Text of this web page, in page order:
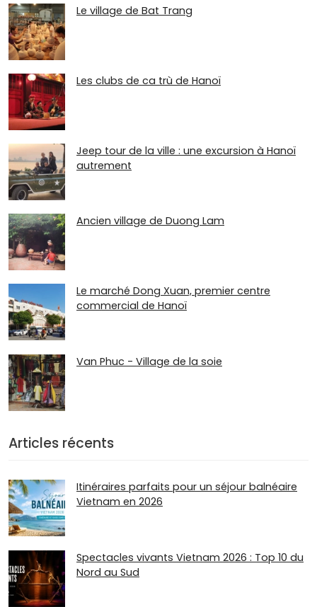
Le village de Bat Trang
Les clubs de ca trù de Hanoï
Jeep tour de la ville : une excursion à Hanoï
autrement
Ancien village de Duong Lam
Le marché Dong Xuan, premier centre
commercial de Hanoï
Van Phuc - Village de la soie
Articles récents
Itinéraires parfaits pour un séjour balnéaire
Vietnam en 2026
Spectacles vivants Vietnam 2026 : Top 10 du
Nord au Sud